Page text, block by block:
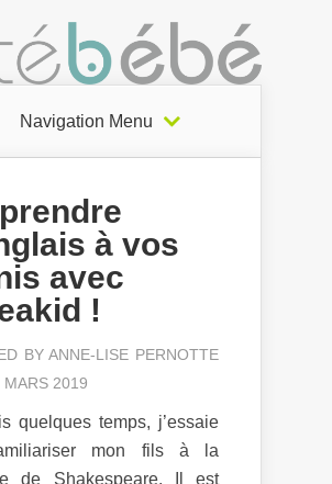
Navigation Menu
à vos
avec
!
BYANNE-LISE PERNOTTE
MARS 2019
quelques temps, j’essaie
mon fils à la
de Shakespeare. Il est